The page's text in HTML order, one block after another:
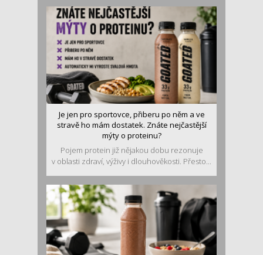
Je jen pro sportovce, přiberu po něm a ve
stravě ho mám dostatek. Znáte nejčastější
mýty o proteinu?
Pojem protein již nějakou dobu rezonuje
v oblasti zdraví, výživy i dlouhověkosti. Přesto...